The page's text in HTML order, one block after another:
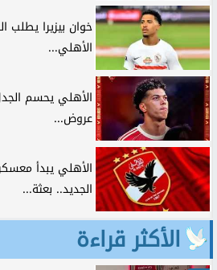
خوان بيزيرا يطلب
الأهلي...
الأهلي يحسم
عروض...
الأهلي يبدأ
الجديد.. بعثة...
الأكثر قراءة